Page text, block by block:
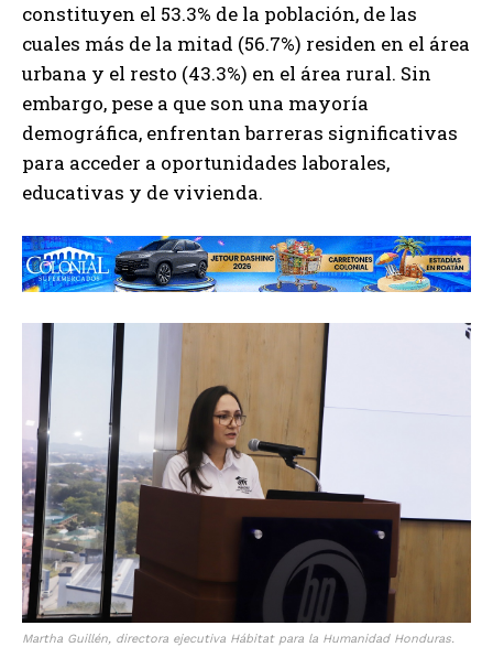
constituyen el 53.3% de la población, de las
cuales más de la mitad (56.7%) residen en el área
urbana y el resto (43.3%) en el área rural. Sin
embargo, pese a que son una mayoría
demográfica, enfrentan barreras significativas
para acceder a oportunidades laborales,
educativas y de vivienda.
Martha Guillén, directora ejecutiva Hábitat para la Humanidad Honduras.